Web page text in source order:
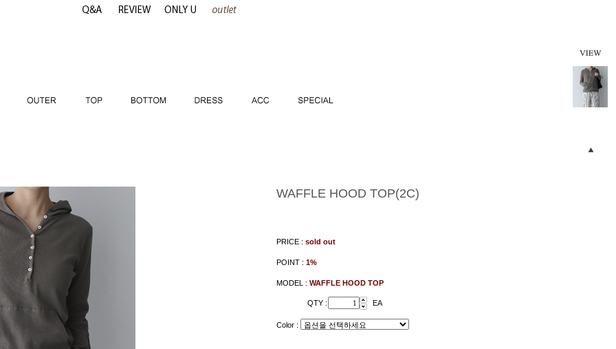
WAFFLE HOOD TOP(2C)
PRICE : sold out
POINT : 1%
MODEL : WAFFLE HOOD TOP
QTY : EA
Color :